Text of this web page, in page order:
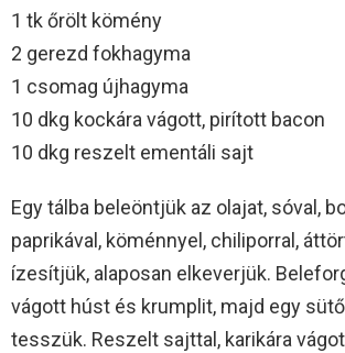
1 tk őrölt kömény
2 gerezd fokhagyma
1 csomag újhagyma
10 dkg kockára vágott, pirított bacon
10 dkg reszelt ementáli sajt
Egy tálba beleöntjük az olajat, sóval,
paprikával, köménnyel, chiliporral,
ízesítjük, alaposan elkeverjük.
vágott húst és krumplit, majd egy
tesszük. Reszelt sajttal, karikára